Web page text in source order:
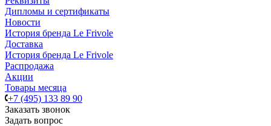
Дипломы и сертификаты
Новости
История бренда Le Frivole
Доставка
История бренда Le Frivole
Распродажа
Акции
Товары месяца
+7 (495) 133 89 90
Заказать звонок
Задать вопрос